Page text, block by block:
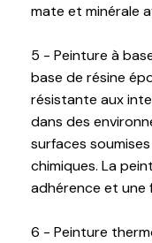
mate et minérale
5 - Peinture à
base de résine
résistante aux
dans des
surfaces
chimiques. La
adhérence et une
6 - Peinture